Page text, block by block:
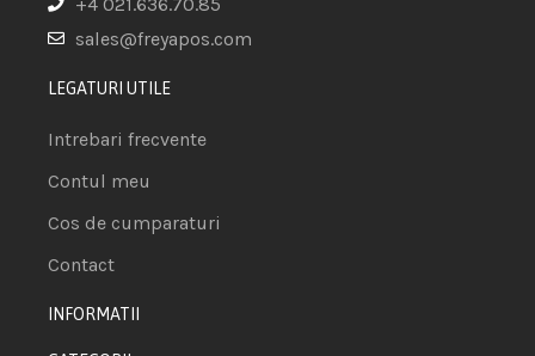
sales@freyapos.com
LEGATURI UTILE
Intrebari frecvente
Contul meu
Cos de cumparaturi
Contact
INFORMATII